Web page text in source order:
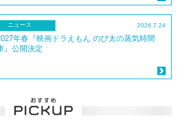
ニュース 2026.7.24
年春『映画ドラえもん のび太の蒸気時間
』公開決定